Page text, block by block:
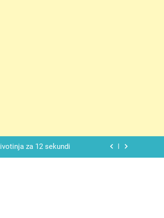
za 12 sekundi
još nismo stigli